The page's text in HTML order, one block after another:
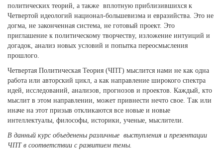
политических теорий, а также вплотную приблизившихся к
Четвертой идеологий национал-большевизма и евразийства. Это не
догма, не законченная система, не готовый проект. Это
приглашение к политическому творчеству, изложение интуиций и
догадок, анализ новых условий и попытка переосмысления
прошлого.
Четвертая Политическая Теория (ЧПТ) мыслится нами не как одна
работа или авторский цикл, а как направление широкого спектра
идей, исследований, анализов, прогнозов и проектов. Каждый, кто
мыслит в этом направлении, может привнести нечто свое. Так или
иначе на этот призыв откликаются все новые и новые
интеллектуалы, философы, историки, ученые, мыслители.
В данный курс объеденены различные выступления и презентации
ЧПТ в соответствии с развитием темы.